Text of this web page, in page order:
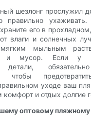
шезлонг прослужил
правильно
его в
влаги и солнечных
мыльным
и мусор. Если у
детали,
чтобы
уходе ваш
комфорт и отдых долгие
оптовому пляжному